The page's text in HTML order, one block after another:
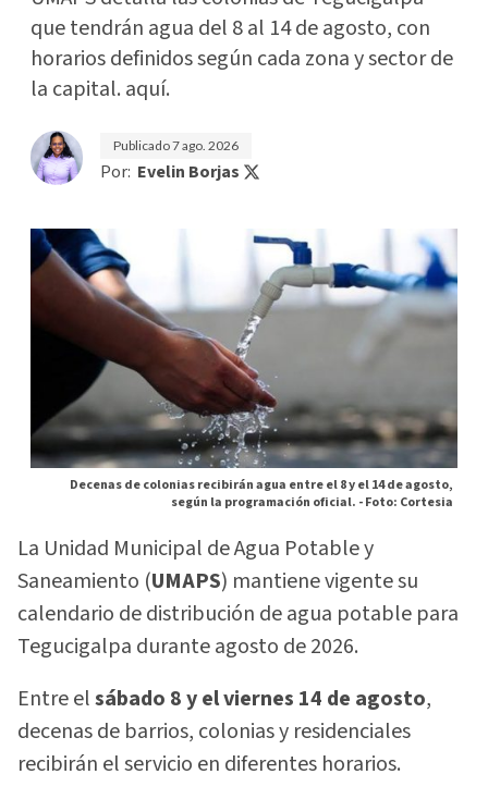
que tendrán agua del 8 al 14 de agosto, con
horarios definidos según cada zona y sector de
la capital. aquí.
Publicado7 ago. 2026
Por: Evelin Borjas
Decenas de colonias recibirán agua entre el 8 y el 14 de agosto,
según la programación oficial. -Foto: Cortesia
La Unidad Municipal de Agua Potable y
Saneamiento (UMAPS) mantiene vigente su
calendario de distribución de agua potable para
Tegucigalpa durante agosto de 2026.
Entre elsábado 8 y el viernes 14 de agosto,
decenas de barrios, colonias y residenciales
recibirán el servicio en diferentes horarios.